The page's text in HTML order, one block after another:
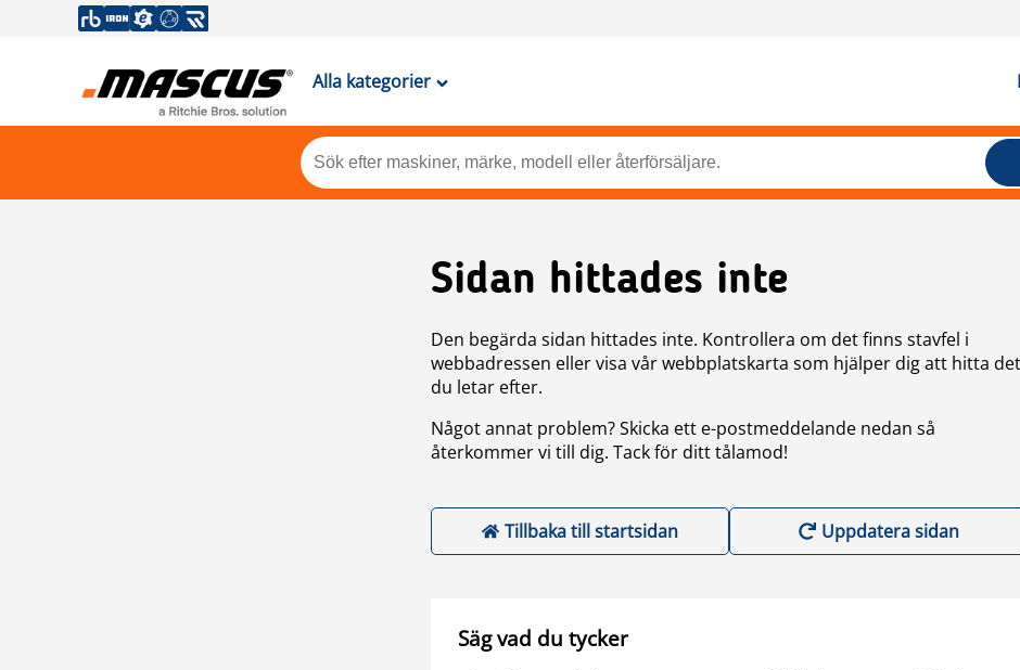
Alla kategorier
Sidan hittades inte
Den begärda sidan hittades inte. Kontrollera om det finns stavfel i
webbadressen eller visa vår webbplatskarta som hjälper dig att hitta det
du letar efter.
Något annat problem? Skicka ett e-postmeddelande nedan så
återkommer vi till dig. Tack för ditt tålamod!
Tillbaka till startsidan Uppdatera sidan
Säg vad du tycker